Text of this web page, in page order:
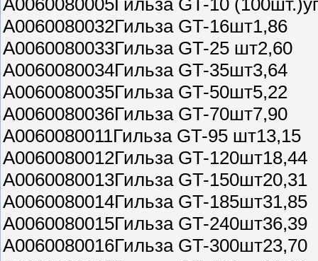
A0060080032Гильза GT-16шт1,86
A0060080033Гильза GT-25 шт2,60
A0060080034Гильза GT-35шт3,64
A0060080035Гильза GT-50шт5,22
A0060080036Гильза GT-70шт7,90
A0060080011Гильза GT-95 шт13,15
A0060080012Гильза GT-120шт18,44
A0060080013Гильза GT-150шт20,31
A0060080014Гильза GT-185шт31,85
A0060080015Гильза GT-240шт36,39
A0060080016Гильза GT-300шт23,70